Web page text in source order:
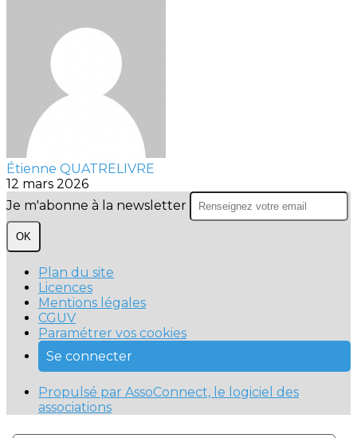
Étienne QUATRELIVRE
12 mars 2026
Je m'abonne à la newsletter
OK
Plan du site
Licences
Mentions légales
CGUV
Paramétrer vos cookies
Se connecter
Propulsé par AssoConnect, le logiciel des
associations